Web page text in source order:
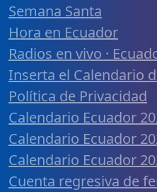
Semana Santa
Hora en Ecuador
Radios en vivo ·
Inserta el Calendario
Política de Privacidad
Calendario Ecuador
Calendario Ecuador
Calendario Ecuador
Cuenta regresiva de